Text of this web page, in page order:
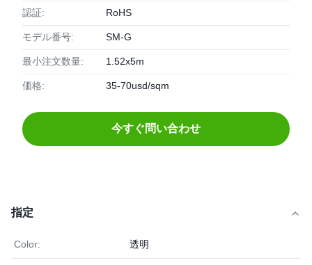
認証: RoHS
モデル番号: SM-G
最小注文数量: 1.52x5m
価格: 35-70usd/sqm
今すぐ問い合わせ
指定
Color: 透明